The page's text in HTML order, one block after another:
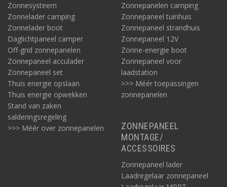
Zonnesysteem
Zonnelader camping
Zonnelader boot
Daglichtpaneel camper
Off-grid zonnepanelen
Zonnepaneel acculader
Zonnepaneel set
Thuis energie opslaan
Thuis energie opwekken
Stand van zaken
salderingsregeling
>>> Méér over zonnepanelen
Zonnepanelen camping
Zonnepaneel tuinhuis
Zonnepaneel strandhuis
Zonnepaneel 12V
Zonne-energie boot
Zonnepaneel voor
laadstation
>>> Méér toepassingen
zonnepanelen
ZONNEPANEEL
MONTAGE/
ACCESSOIRES
Zonnepaneel lader
Laadregelaar zonnepaneel